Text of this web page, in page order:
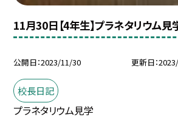
11月30日【4年生】プラネタリウム見
公開日 2023/11/30 更新日
校長日記
プラネタリウム見学